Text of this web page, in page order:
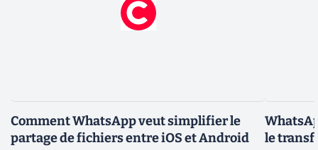
Comment WhatsApp veut simplifier le
partage de fichiers entre iOS et Android
le